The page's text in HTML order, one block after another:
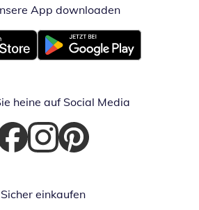
App downloadenÖffnet in
Fenster
Öffnet in neuem Fenster
heine auf Social Media
Öffnet in neuem Fenster
Öffnet in neuem Fenster
Öffnet in neuem Fenster
Sicher einkaufen